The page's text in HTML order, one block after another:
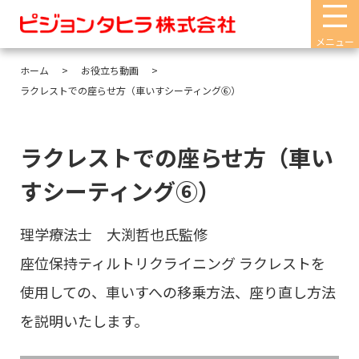
メニュー
ホーム
お役立ち動画
ラクレストでの座らせ方（車いすシーティング⑥）
ラクレストでの座らせ方（車い
すシーティング⑥）
理学療法士 大渕哲也氏監修
座位保持ティルトリクライニング ラクレストを
使用しての、車いすへの移乗方法、座り直し方法
を説明いたします。